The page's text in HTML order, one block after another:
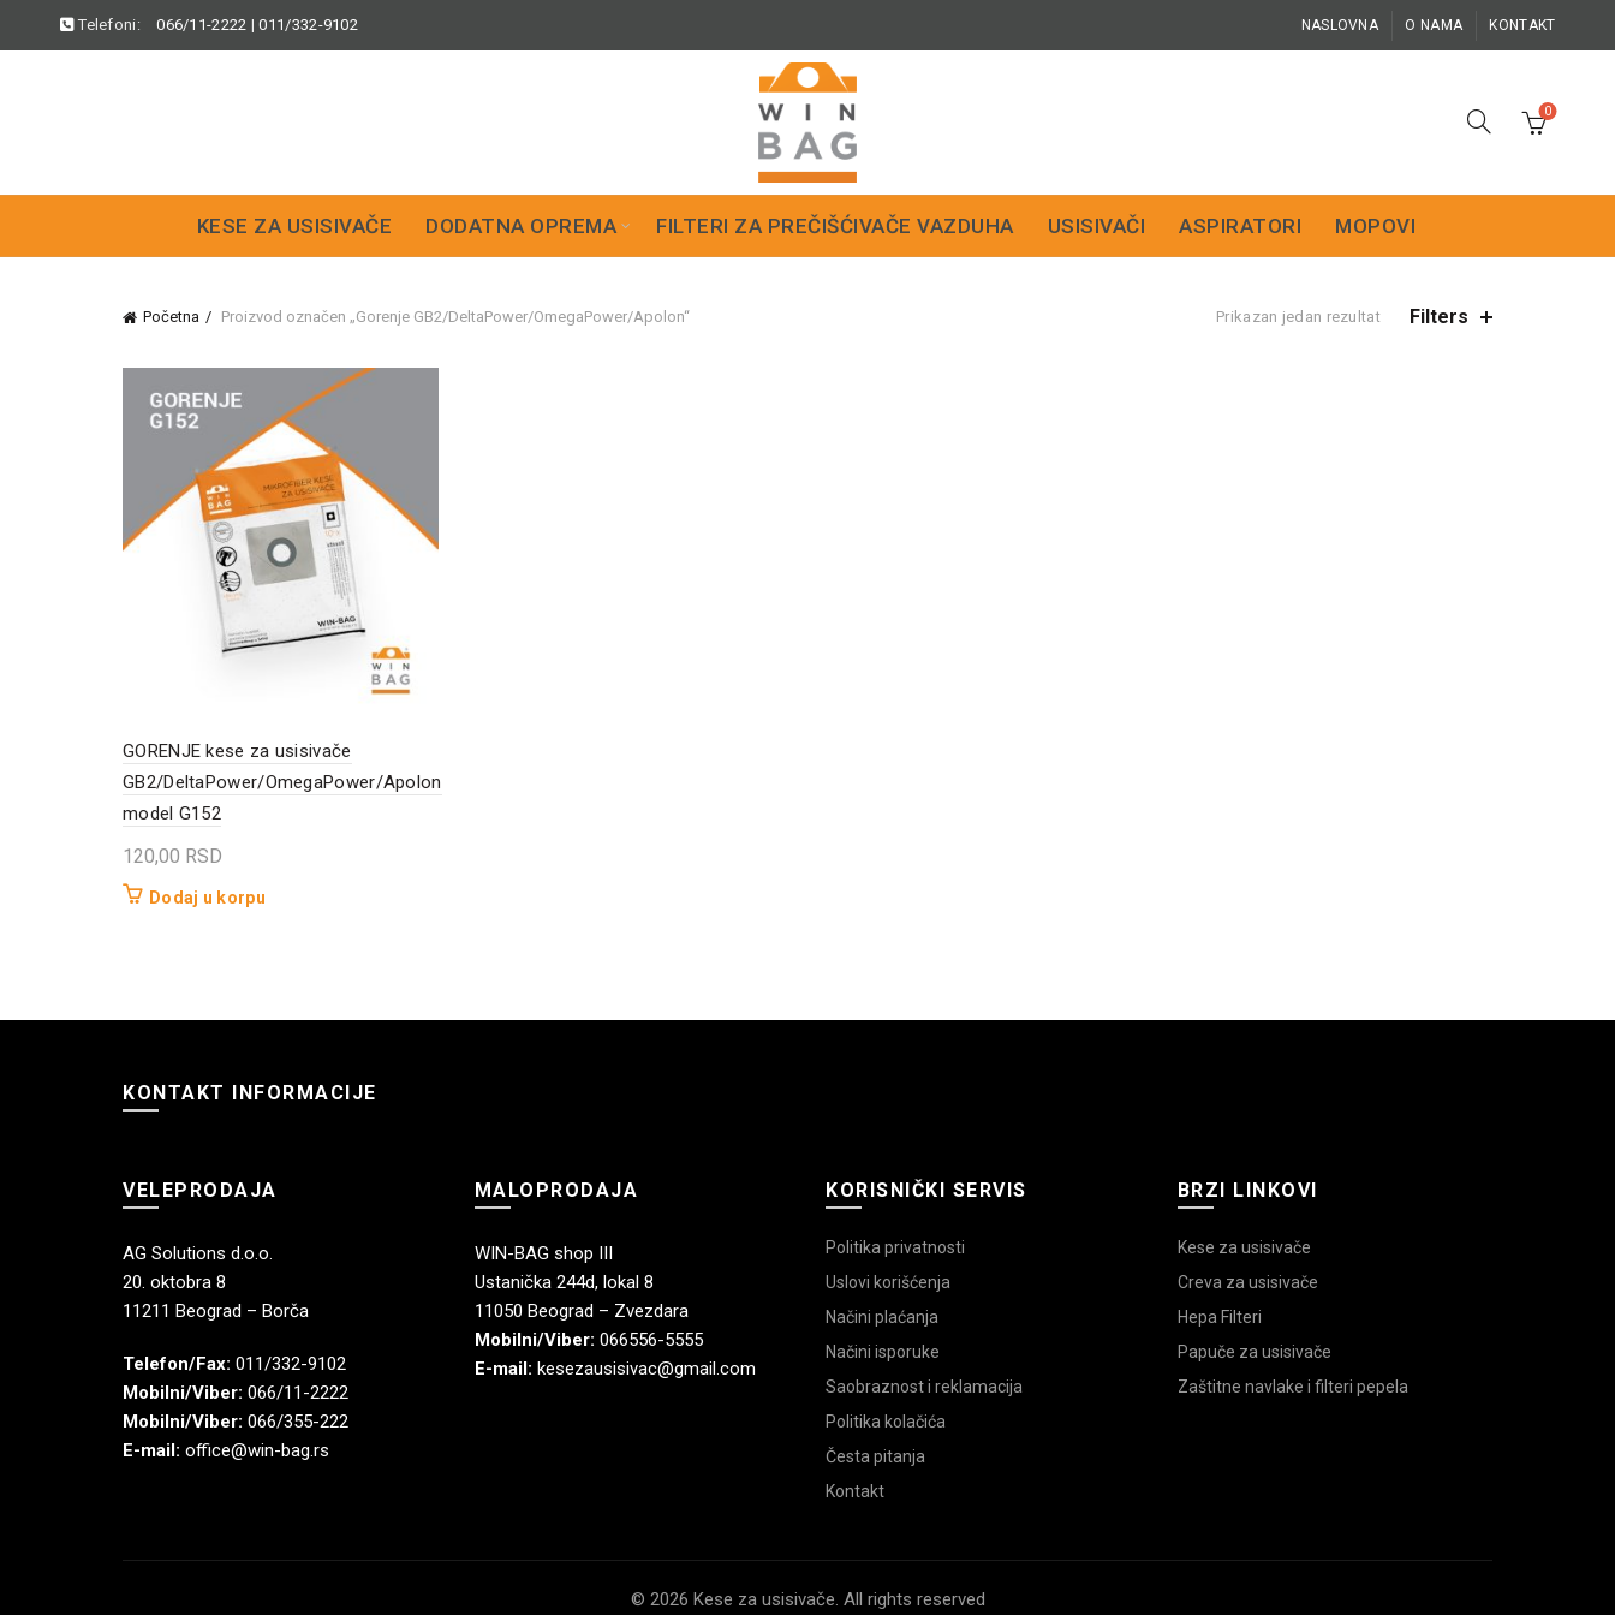
Telefoni: 066/11-2222 |011/332-9102 NASLOVNA O NAMA KONTAKT
0
KESE ZA USISIVAČE DODATNA OPREMA FILTERI ZA PREČIŠĆIVAČE VAZDUHA USISIVAČI ASPIRATORI MOPOVI
Početna Proizvod označen „Gorenje GB2/DeltaPower/OmegaPower/Apolon“ Prikazan jedan rezultat Filters
GORENJE kese za usisivače
GB2/DeltaPower/OmegaPower/Apolon
model G152
120,00 RSD
Dodaj u korpu
KONTAKT INFORMACIJE
VELEPRODAJA
AG Solutions d.o.o.
20. oktobra 8
11211 Beograd – Borča
Telefon/Fax: 011/332-9102
Mobilni/Viber: 066/11-2222
Mobilni/Viber: 066/355-222
E-mail: office@win-bag.rs
MALOPRODAJA
WIN-BAG shop III
Ustanička 244d, lokal 8
11050 Beograd – Zvezdara
Mobilni/Viber: 066556-5555
E-mail: kesezausisivac@gmail.com
KORISNIČKI SERVIS
Politika privatnosti
Uslovi korišćenja
Načini plaćanja
Načini isporuke
Saobraznost i reklamacija
Politika kolačića
Česta pitanja
Kontakt
BRZI LINKOVI
Kese za usisivače
Creva za usisivače
Hepa Filteri
Papuče za usisivače
Zaštitne navlake i filteri pepela
© 2026 Kese za usisivače. All rights reserved